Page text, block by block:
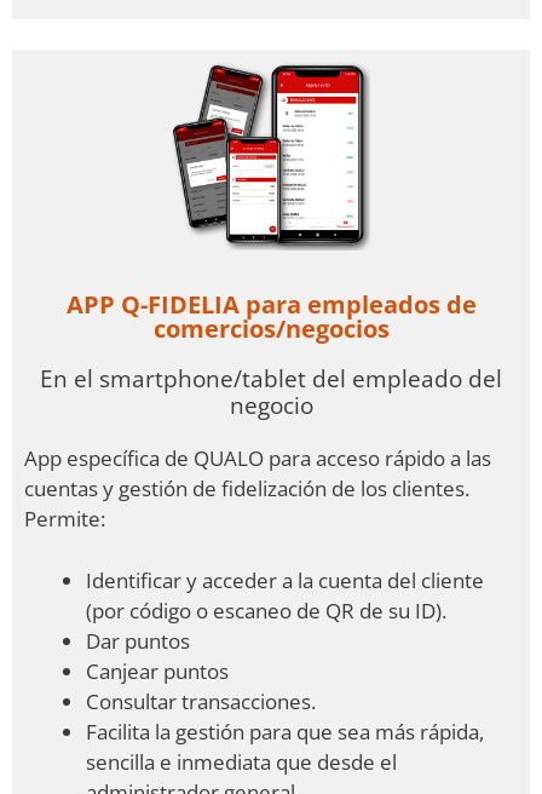
comercios/negocios
En el smartphone/tablet del empleado del
negocio
App específica de QUALO para acceso rápido a las
cuentas y gestión de fidelización de los clientes.
Permite:
(por código o escaneo de QR de su ID).
Dar puntos
Canjear puntos
Consultar transacciones.
Facilita la gestión para que sea más rápida,
sencilla e inmediata que desde el
administrador general.